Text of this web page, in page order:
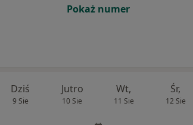
Pokaż numer
Dziś
9 Sie
Jutro
10 Sie
Wt,
11 Sie
Śr,
12 Sie